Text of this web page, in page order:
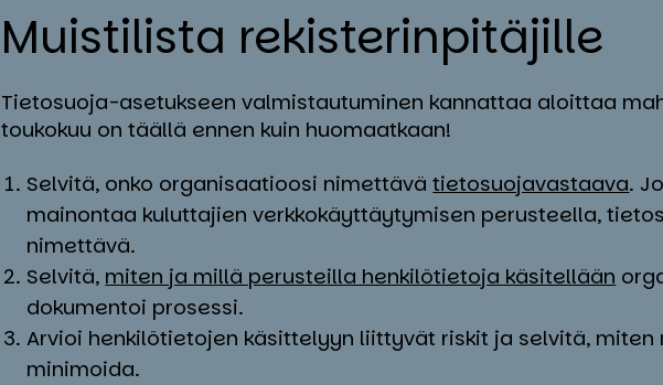
Muis­ti­lis­ta re­kis­te­rin­pi­tä­jil­le
Tietosuoja-asetukseen valmistautuminen kannattaa aloittaa
toukokuu on täällä ennen kuin huomaatkaan!
Selvitä, onko organisaatioosi nimettävätietosuojavastaava.
mainontaa kuluttajien verkkokäyttäytymisen perusteella,
nimettävä.
Selvitä, miten ja millä perusteilla henkilötietoja käsitellään
dokumentoi prosessi.
Arvioi henkilötietojen käsittelyyn liittyvät riskit ja selvitä, miten
minimoida.